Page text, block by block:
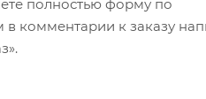
полностью форму по
комментарии к заказу